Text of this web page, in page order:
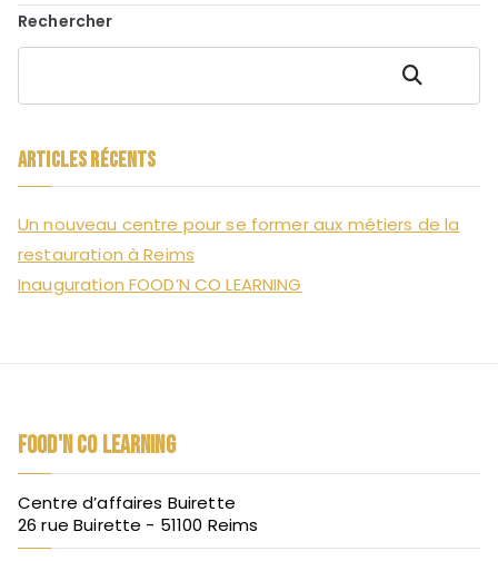
l’article
Rechercher
Rechercher
Articles récents
Un nouveau centre pour se former aux métiers de la
restauration à Reims
Inauguration FOOD’N CO LEARNING
FOOD'N CO LEARNING
Centre d’affaires Buirette
26 rue Buirette - 51100 Reims